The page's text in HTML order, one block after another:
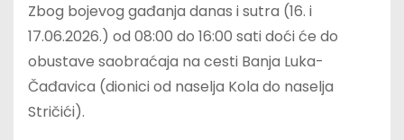
Zbog bojevog gađanja danas i sutra (16. i
17.06.2026.) od 08:00 do 16:00 sati doći će do
obustave saobraćaja na cesti Banja Luka-
Čađavica (dionici od naselja Kola do naselja
Stričići).